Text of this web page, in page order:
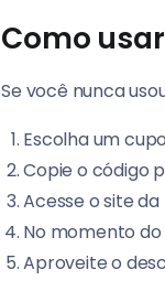
Como
Se você nunca
Escolha um
Copie o código
Acesse o site
No momento
Aproveite o